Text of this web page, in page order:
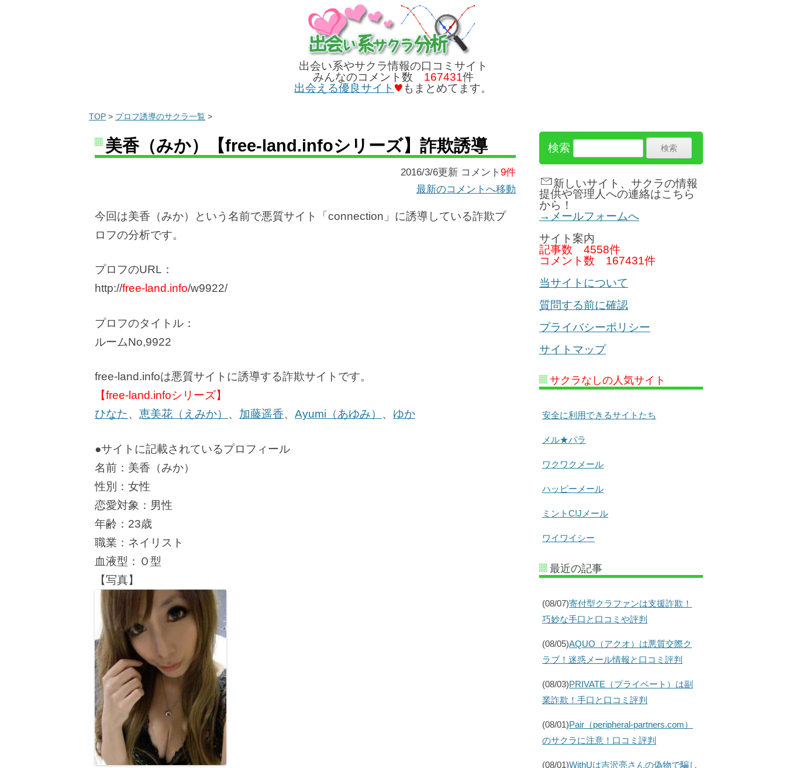
出会い系やサクラ情報の口コミサイト
みんなのコメント数 167431件
出会える優良サイト
もまとめてます。
TOP > プロフ誘導のサクラ一覧 >
美香（みか）【free-land.infoシリーズ】詐欺誘導
2016/3/6更新 コメント 9件
最新のコメントへ移動
今回は美香（みか）という名前で悪質サイト「connection」に誘導している詐欺プ
ロフの分析です。
プロフのURL：
http://free-land.info/w9922/
プロフのタイトル：
ルームNo,9922
free-land.infoは悪質サイトに誘導する詐欺サイトです。
【free-land.infoシリーズ】
ひなた、 恵美花（えみか） 、 加藤遥香、 Ayumi（あゆみ） 、 ゆか
●サイトに記載されているプロフィール
名前：美香（みか）
性別：女性
恋愛対象：男性
年齢：23歳
職業：ネイリスト
血液型：Ｏ型
【写真】
検索
新しいサイト、サクラの情報
提供や管理人への連絡はこちら
から！
→メールフォームへ
サイト案内
記事数 4558件
コメント数 167431件
当サイトについて
質問する前に確認
プライバシーポリシー
サイトマップ
サクラなしの人気サイト
安全に利用できるサイトたち
メル★パラ
ワクワクメール
ハッピーメール
ミントC!Jメール
ワイワイシー
最近の記事
(08/07)寄付型クラファンは支援詐欺！
巧妙な手口と口コミや評判
(08/05)AQUO（アクオ）は悪質交際ク
ラブ！迷惑メール情報と口コミ評判
(08/03)PRIVATE（プライベート）は副
業詐欺！手口と口コミ評判
(08/01)Pair（peripheral-partners.com）
のサクラに注意！口コミ評判
(08/01)WithUは吉沢亮さんの偽物で騙し